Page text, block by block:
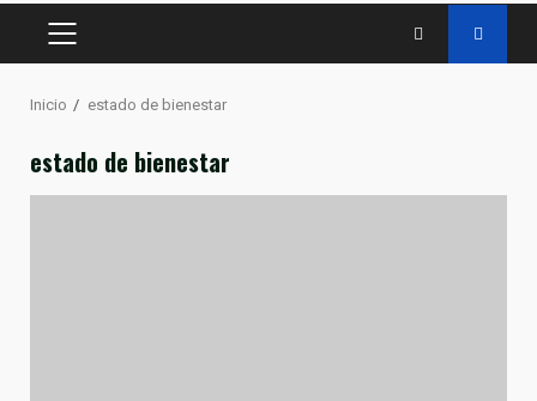
MENÚ
Inicio estado de bienestar
estado de bienestar